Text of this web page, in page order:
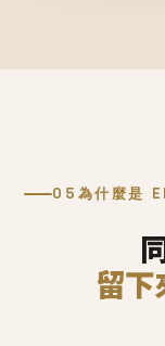
05 為什麼是
留下